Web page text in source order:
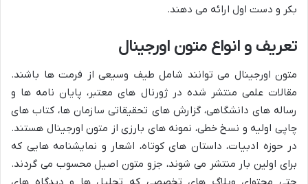
بکر و دست اول ارائه می دهند.
تعریف و انواع متون اورجینال
متون اورجینال می توانند شامل طیف وسیعی از فرمت ها باشند.
مقالات علمی منتشر شده در ژورنال های معتبر، پایان نامه ها و
رساله های دانشگاهی، گزارش های تحقیقاتی سازمان ها، کتاب های
چاپی اولیه و نسخ خطی، نمونه های بارزی از متون اورجینال هستند.
در حوزه ادبیات، داستان های کوتاه، اشعار و نمایشنامه هایی که
برای اولین بار منتشر می شوند، جزو متون اصیل محسوب می گردند.